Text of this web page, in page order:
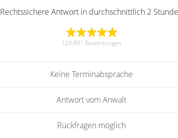
Rechtssichere Antwort in durchschnittlich 2
123.891 Bewertungen
Keine Terminabsprache
Antwort vom Anwalt
Rückfragen möglich